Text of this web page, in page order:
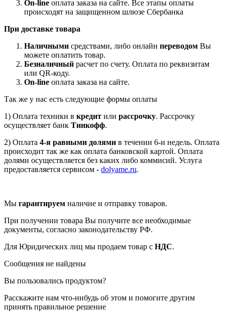
On-line оплата заказа на сайте. Все этапы оплаты
происходят на защищенном шлюзе Сбербанка
При доставке товара
Наличными средствами, либо онлайн переводом Вы
можете оплатить товар.
Безналичный расчет по счету. Оплата по реквизитам
или QR-коду.
On-line оплата заказа на сайте.
Так же у нас есть следующие формы оплаты
1) Оплата техники в кредит или рассрочку. Рассрочку
осуществляет банк Тинкофф.
2) Оплата 4-я равными долями в течении 6-и недель. Оплата
происходит так же как оплата банковской картой. Оплата
долями осуществляется без каких либо коммисий. Услуга
предоставляется сервисом - dolyame.ru.
Мы гарантируем наличие и отправку товаров.
При получении товара Вы получите все необходимые
документы, согласно законодательству РФ.
Для Юридических лиц мы продаем товар с НДС.
Сообщения не найдены
Вы пользовались продуктом?
Расскажите нам что-нибудь об этом и помогите другим
принять правильное решение